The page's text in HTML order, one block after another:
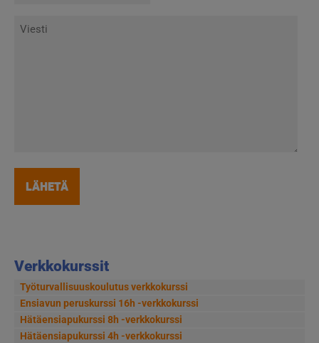
Verkkokurssit
Työturvallisuuskoulutus verkkokurssi
Ensiavun peruskurssi 16h -verkkokurssi
Hätäensiapukurssi 8h -verkkokurssi
Hätäensiapukurssi 4h -verkkokurssi
Viesti